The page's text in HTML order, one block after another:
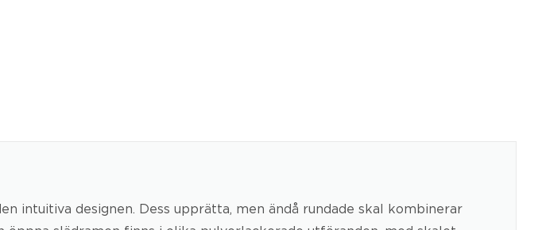
designen. Dess upprätta, men ändå rundade skal kombinerar